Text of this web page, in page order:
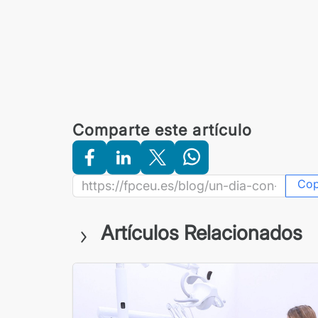
Comparte este artículo
Artículos Relacionados